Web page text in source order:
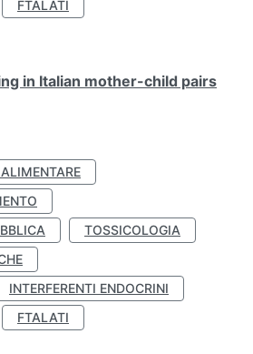
FTALATI
in Italian mother-child pairs
TOSSICOLOGIA
INTERFERENTI ENDOCRINI
FTALATI